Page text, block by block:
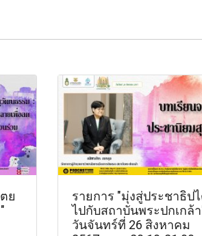
ย
รายการ "มุ่งสู่ประชาธิป
ไปกับสถาบันพระปกเกล้
วันจันทร์ที่ 26 สิงหาคม